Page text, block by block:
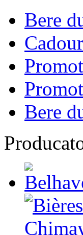
Bere
Bere